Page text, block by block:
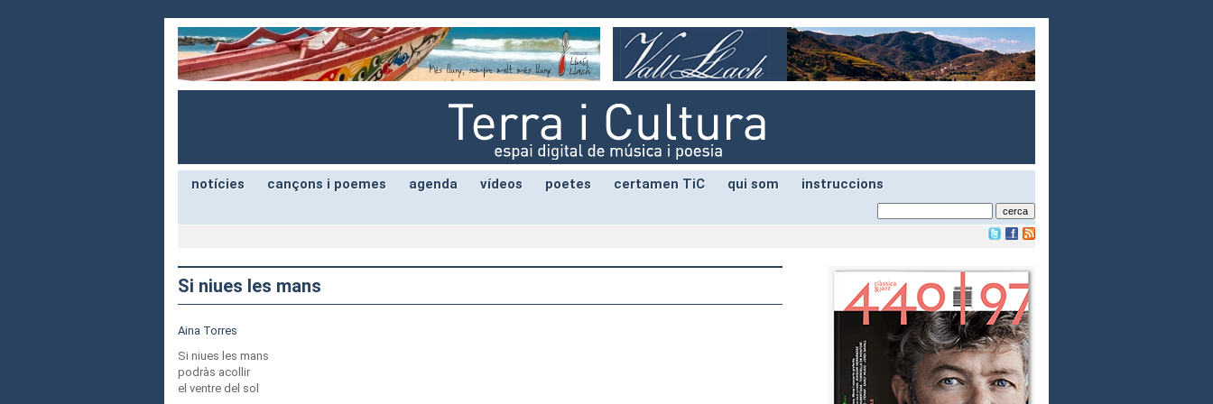
notícies cançons i poemes agenda vídeos poetes certamen TiC qui som instruccions
Si niues les mans
Aina Torres
Si niues les mans
podràs acollir
el ventre del sol